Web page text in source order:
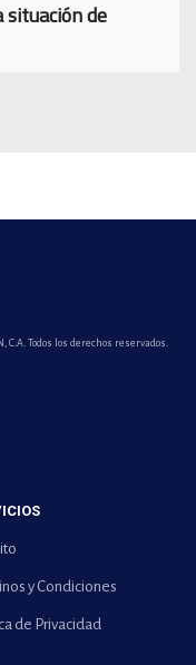
situación de
C.A. Todos los derechos reservados.
y Condiciones
de Privacidad